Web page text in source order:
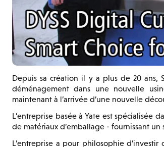
Depuis sa création il y a plus de 20 ans,
déménagement dans une nouvelle
maintenant à l’arrivée d’une nouvelle
L’entreprise basée à Yate est
de matériaux d’emballage - fournissant un
L’entreprise a pour philosophie d’investir